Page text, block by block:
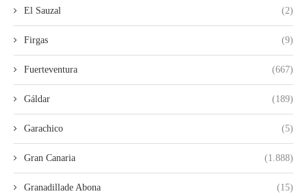
El Sauzal (2)
Firgas (9)
Fuerteventura (667)
Gáldar (189)
Garachico (5)
Gran Canaria (1.888)
Granadillade Abona (15)